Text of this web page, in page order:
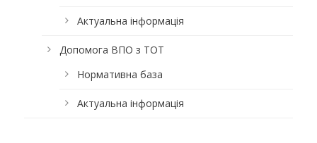
Актуальна інформація
Допомога ВПО з ТОТ
Нормативна база
Актуальна інформація